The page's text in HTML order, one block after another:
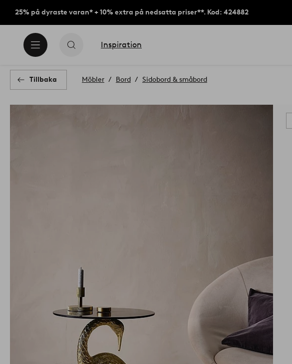
25% på dyraste varan* + 10% extra på nedsatta priser**. Kod: 424882
Inspiration
Tillbaka Möbler Bord Sidobord & småbord